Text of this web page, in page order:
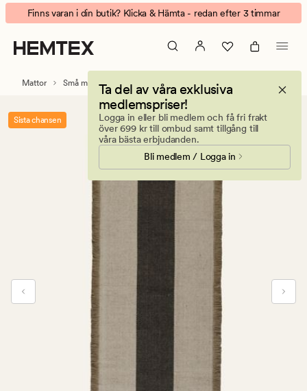
Miranda
matta
svart
Animerad
banner.
Klicka
på
att
pausa.
Sovrumsdagar - upp till 50%
Ta del av våra exklusiva
medlemspriser!
Logga in eller bli medlem och få fri frakt
över 699 kr till ombud samt tillgång till
våra bästa erbjudanden.
Bli medlem / Logga in
Mattor Små mattor
Sista chansen